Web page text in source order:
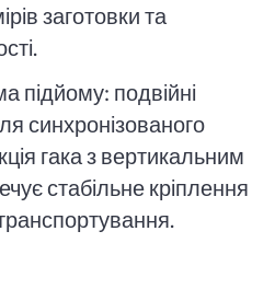
заготовки та
підйому: подвійні
синхронізованого
гака з вертикальним
стабільне кріплення